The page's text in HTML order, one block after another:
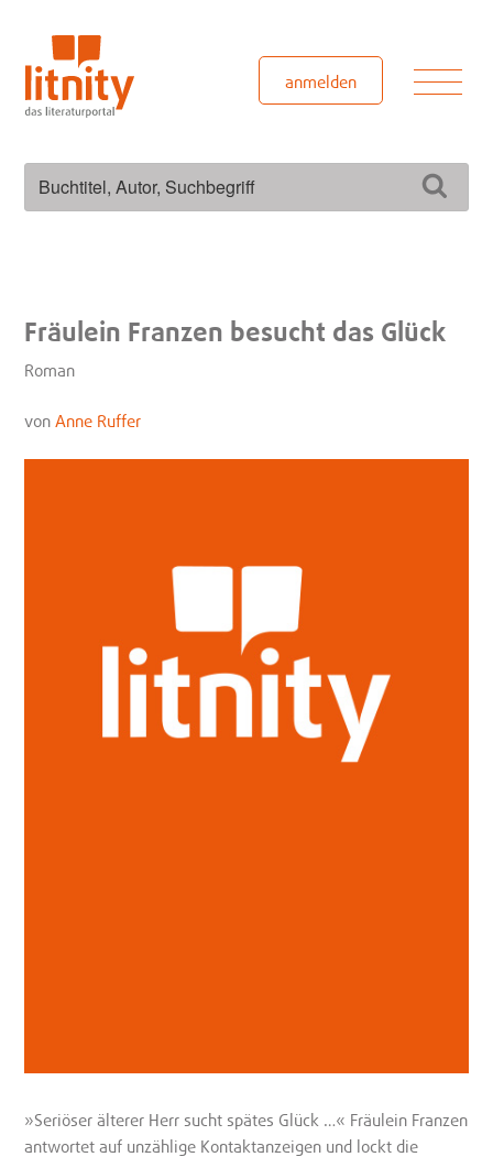
springen
anmelden
Fräulein Franzen besucht das Glück
Roman
vonAnne Ruffer
»Seriöser älterer Herr sucht spätes Glück …« Fräulein Franzen
antwortet auf unzählige Kontaktanzeigen und lockt die